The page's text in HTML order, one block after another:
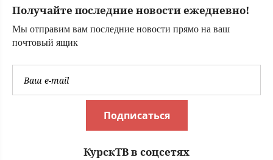
Получайте последние новости ежедневно!
Мы отправим вам последние новости прямо на ваш
почтовый ящик
Подписаться
КурскТВ в соцсетях